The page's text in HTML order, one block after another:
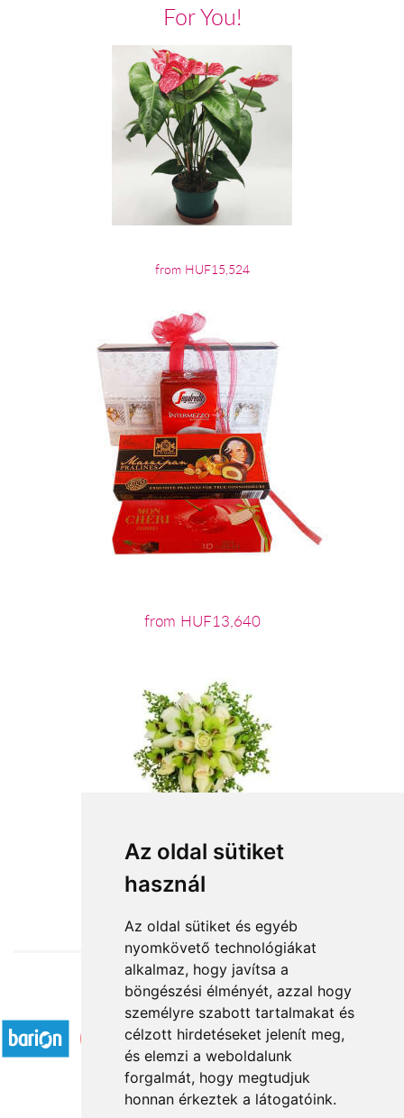
Az oldal sütiket
használ
Az oldal sütiket és egyéb
nyomkövető technológiákat
alkalmaz, hogy javítsa a
böngészési élményét, azzal hogy
személyre szabott tartalmakat és
célzott hirdetéseket jelenít meg,
és elemzi a weboldalunk
forgalmát, hogy megtudjuk
honnan érkeztek a látogatóink.
For You!
from HUF15,524
from HUF13,640
from HUF60,000
Accepted payment methods